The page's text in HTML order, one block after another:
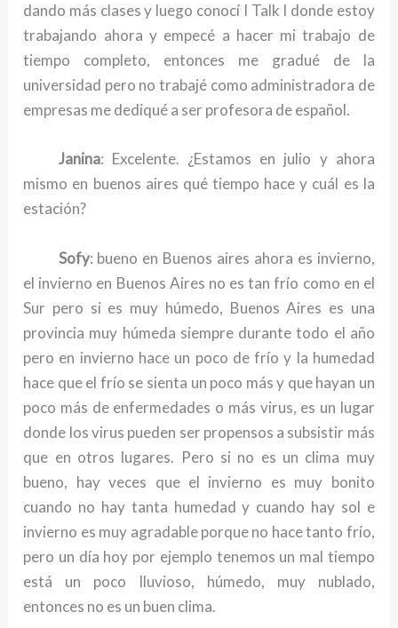
dando más clases y luego conocí I Talk I donde estoy
trabajando ahora y empecé a hacer mi trabajo de
tiempo completo, entonces me gradué de la
universidad pero no trabajé como administradora de
empresas me dediqué a ser profesora de español.
Janina: Excelente. ¿Estamos en julio y ahora
mismo en buenos aires qué tiempo hace y cuál es la
estación?
Sofy: bueno en Buenos aires ahora es invierno,
el invierno en Buenos Aires no es tan frío como en el
Sur pero si es muy húmedo, Buenos Aires es una
provincia muy húmeda siempre durante todo el año
pero en invierno hace un poco de frío y la humedad
hace que el frío se sienta un poco más y que hayan un
poco más de enfermedades o más virus, es un lugar
donde los virus pueden ser propensos a subsistir más
que en otros lugares. Pero si no es un clima muy
bueno, hay veces que el invierno es muy bonito
cuando no hay tanta humedad y cuando hay sol e
invierno es muy agradable porque no hace tanto frío,
pero un día hoy por ejemplo tenemos un mal tiempo
está un poco lluvioso, húmedo, muy nublado,
entonces no es un buen clima.